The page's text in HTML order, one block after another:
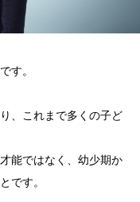
す。
、これまで多くの子ど
能ではなく、幼少期か
です。